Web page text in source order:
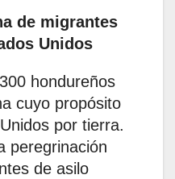
de migrantes
Unidos
hondureños
cuyo propósito
por tierra.
peregrinación
de asilo